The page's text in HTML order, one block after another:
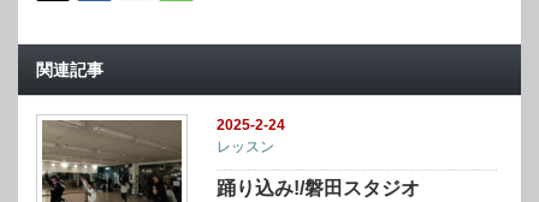
関連記事
2025-2-24
レッスン
踊り込み!/磐田スタジオ